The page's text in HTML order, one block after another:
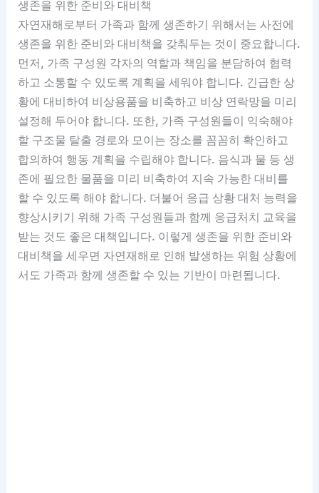
생존을 위한 준비와 대비책
자연재해로부터 가족과 함께 생존하기 위해서는 사전에
생존을 위한 준비와 대비책을 갖춰두는 것이 중요합니다.
먼저, 가족 구성원 각자의 역할과 책임을 분담하여 협력
하고 소통할 수 있도록 계획을 세워야 합니다. 긴급한 상
황에 대비하여 비상용품을 비축하고 비상 연락망을 미리
설정해 두어야 합니다. 또한, 가족 구성원들이 익숙해야
할 구조물 탈출 경로와 모이는 장소를 꼼꼼히 확인하고
합의하여 행동 계획을 수립해야 합니다. 음식과 물 등 생
존에 필요한 물품을 미리 비축하여 지속 가능한 대비를
할 수 있도록 해야 합니다. 더불어 응급 상황 대처 능력을
향상시키기 위해 가족 구성원들과 함께 응급처치 교육을
받는 것도 좋은 대책입니다. 이렇게 생존을 위한 준비와
대비책을 세우면 자연재해로 인해 발생하는 위험 상황에
서도 가족과 함께 생존할 수 있는 기반이 마련됩니다.